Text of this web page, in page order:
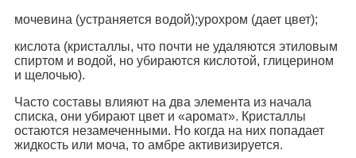
мочевина (устраняется водой);урохром (дает цвет);
кислота (кристаллы, что почти не удаляются этиловым
спиртом и водой, но убираются кислотой, глицерином
и щелочью).
Часто составы влияют на два элемента из начала
списка, они убирают цвет и «аромат». Кристаллы
остаются незамеченными. Но когда на них попадает
жидкость или моча, то амбре активизируется.